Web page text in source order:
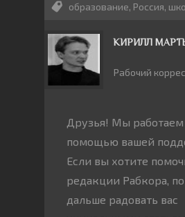
образование, Россия,
КИРИЛЛ
Рабочий
Друзья! Мы работаем
помощью вашей
Если вы хотите
редакции Рабкора,
дальше радовать вас